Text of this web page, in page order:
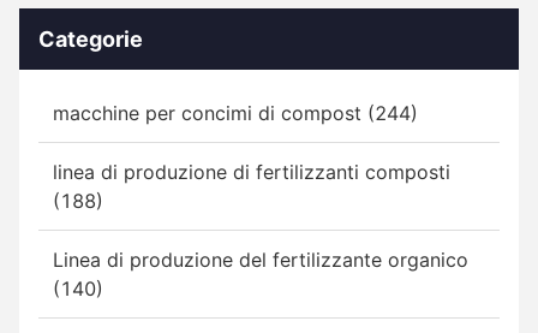
Categorie
macchine per concimi di compost (244)
linea di produzione di fertilizzanti composti
(188)
Linea di produzione del fertilizzante organico
(140)